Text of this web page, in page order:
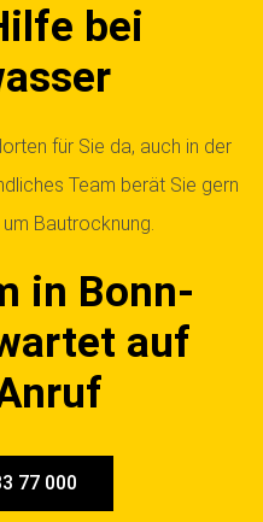
bei
für Sie da, auch in der
Team berät Sie gern
Bautrocknung.
in Bonn-
auf
77 000